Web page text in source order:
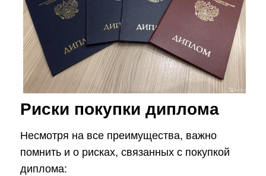
Риски покупки диплома
Несмотря на все преимущества, важно
помнить и о рисках, связанных с покупкой
диплома: